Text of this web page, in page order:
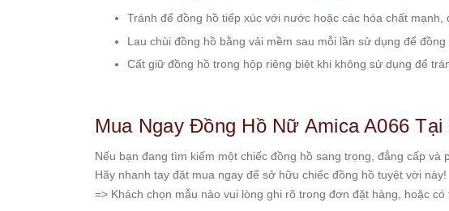
Dây
chuyền
Vòng
Tránh để đồng hồ tiếp xúc với nước hoặc các hóa chất mạnh,
Lau chùi đồng hồ bằng vải mềm sau mỗi lần sử dụng để đồng
Cất giữ đồng hồ trong hộp riêng biệt khi không sử dụng để
Mua Ngay Đồng Hồ Nữ Amica A066 Tại
Nếu bạn đang tìm kiếm một chiếc đồng hồ sang trọng, đẳng cấp
Hãy nhanh tay đặt mua ngay để sở hữu chiếc đồng hồ tuyệt vời này!
=> Khách chọn mẫu nào vui lòng ghi rõ trong đơn đặt hàng, hoặc